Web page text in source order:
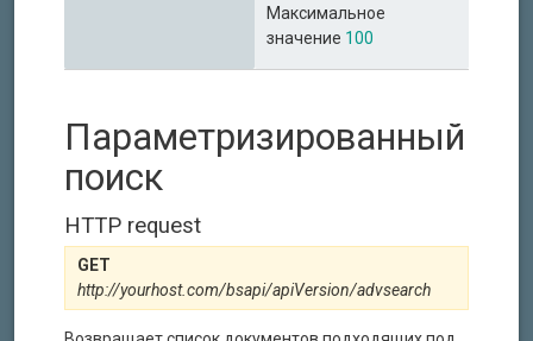
Максимальное
значение 100
Параметризированный
поиск
HTTP request
GET
http://yourhost.com/bsapi/apiVersion/advsearch